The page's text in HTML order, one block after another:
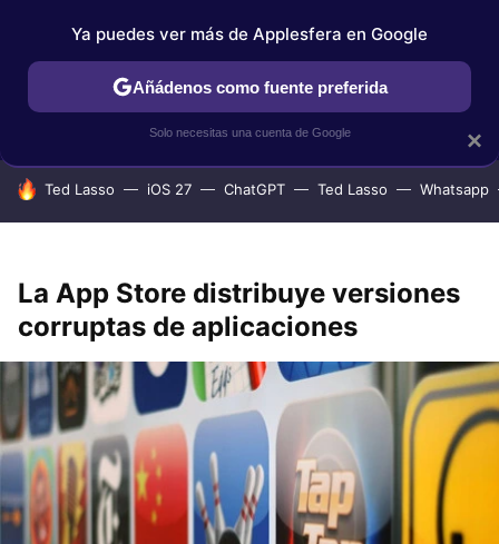
IPHONE TUTORIALES APPLESFERA SELECCIÓN
HOY SE HABLA DE
Ted Lasso iOS 27 ChatGPT Ted Lasso Whatsapp
La App Store distribuye versiones
corruptas de aplicaciones
×
Ya puedes ver más de Applesfera en Google
Añádenos como fuente preferida
Solo necesitas una cuenta de Google